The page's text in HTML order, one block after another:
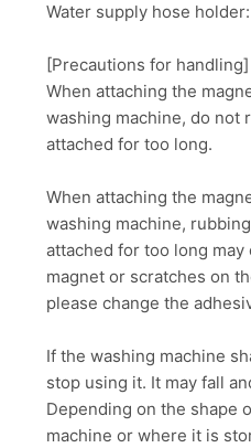
Water supply hose
[Precautions for handling]
When attaching the
washing machine, do not
attached for too long.
When attaching the
washing machine,
attached for too long
magnet or scratches on
please change the
If the washing machine
stop using it. It may fall
Depending on the shape
machine or where it is